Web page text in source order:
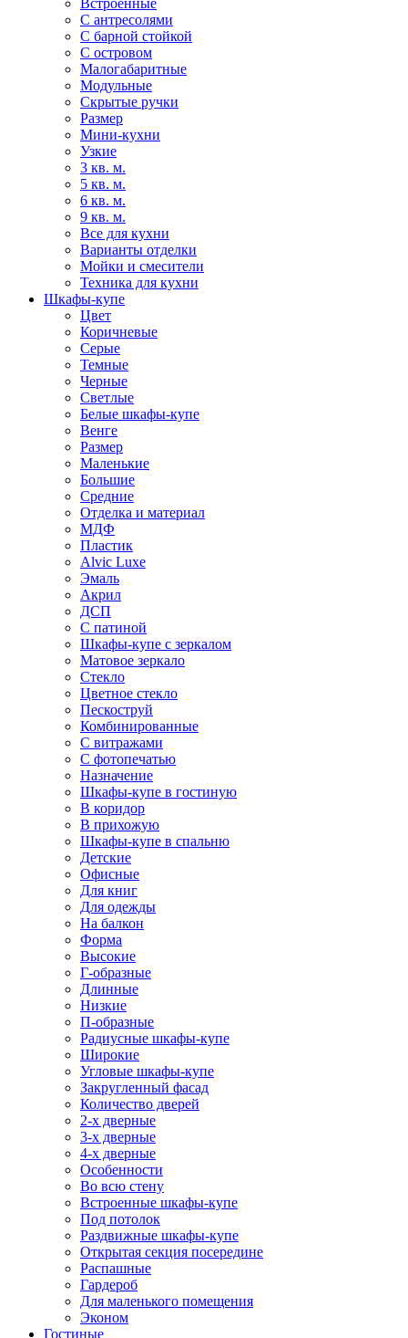
Встроенные
С антресолями
С барной стойкой
С островом
Малогабаритные
Модульные
Скрытые ручки
Размер
Мини-кухни
Узкие
3 кв. м.
5 кв. м.
6 кв. м.
9 кв. м.
Все для кухни
Варианты отделки
Мойки и смесители
Техника для кухни
Шкафы-купе
Цвет
Коричневые
Серые
Темные
Черные
Светлые
Белые шкафы-купе
Венге
Размер
Маленькие
Большие
Средние
Отделка и материал
МДФ
Пластик
Alvic Luxe
Эмаль
Акрил
ДСП
С патиной
Шкафы-купе с зеркалом
Матовое зеркало
Стекло
Цветное стекло
Пескоструй
Комбинированные
С витражами
С фотопечатью
Назначение
Шкафы-купе в гостиную
В коридор
В прихожую
Шкафы-купе в спальню
Детские
Офисные
Для книг
Для одежды
На балкон
Форма
Высокие
Г-образные
Длинные
Низкие
П-образные
Радиусные шкафы-купе
Широкие
Угловые шкафы-купе
Закругленный фасад
Количество дверей
2-х дверные
3-х дверные
4-х дверные
Особенности
Во всю стену
Встроенные шкафы-купе
Под потолок
Раздвижные шкафы-купе
Открытая секция посередине
Распашные
Гардероб
Для маленького помещения
Эконом
Гостиные